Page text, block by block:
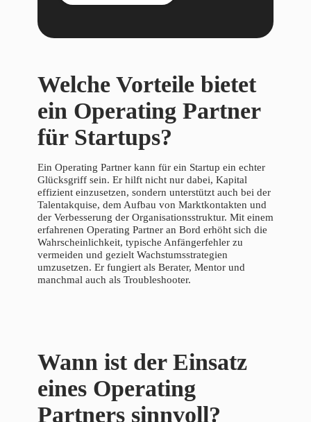
Welche Vorteile bietet
ein Operating Partner
für Startups?
Ein Operating Partner kann für ein Startup ein echter
Glücksgriff sein. Er hilft nicht nur dabei, Kapital
effizient einzusetzen, sondern unterstützt auch bei der
Talentakquise, dem Aufbau von Marktkontakten und
der Verbesserung der Organisationsstruktur. Mit einem
erfahrenen Operating Partner an Bord erhöht sich die
Wahrscheinlichkeit, typische Anfängerfehler zu
vermeiden und gezielt Wachstumsstrategien
umzusetzen. Er fungiert als Berater, Mentor und
manchmal auch als Troubleshooter.
Wann ist der Einsatz
eines Operating
Partners sinnvoll?